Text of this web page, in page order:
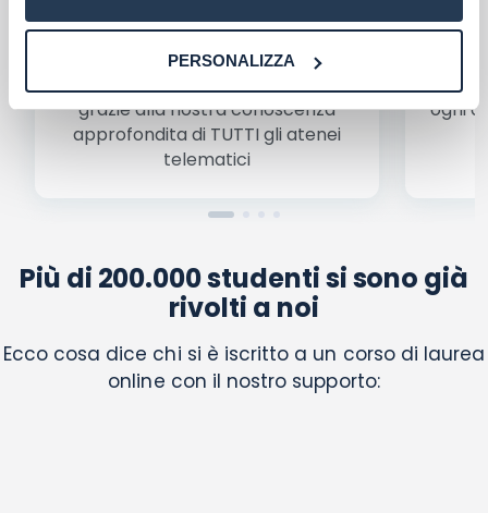
PERSONALIZZA
Troverai rapidamenteil migliore
corso di laurea per le tue esigenze,
grazie alla nostra conoscenza
approfondita di TUTTI gli atenei
telematici
ogni
Più di 200.000 studenti si sono già
rivolti a noi
Ecco cosa dice chi si è iscritto a un corso di laurea
online con il nostro supporto: